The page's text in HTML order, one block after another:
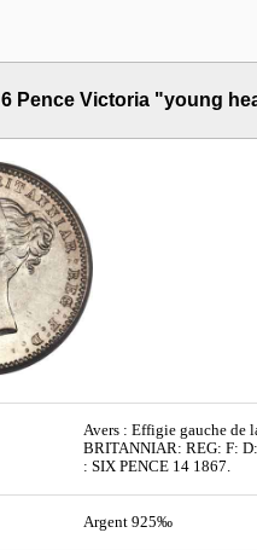
6 Pence Victoria "young
Avers : Effigie gauche de
BRITANNIAR: REG: F:
: SIX PENCE 14 1867.
Argent 925‰